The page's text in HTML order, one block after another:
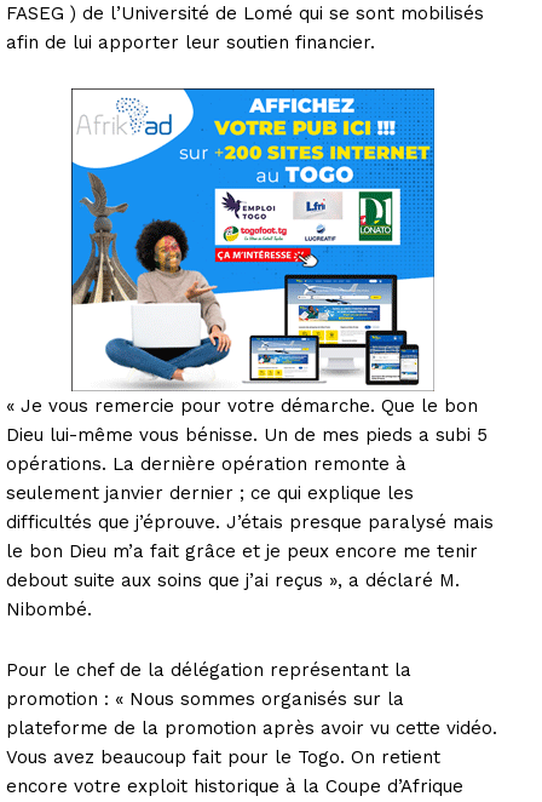
FASEG ) de l’Université de Lomé qui se sont mobilisés
afin de lui apporter leur soutien financier.
« Je vous remercie pour votre démarche. Que le bon
Dieu lui-même vous bénisse. Un de mes pieds a subi 5
opérations. La dernière opération remonte à
seulement janvier dernier ; ce qui explique les
difficultés que j’éprouve. J’étais presque paralysé mais
le bon Dieu m’a fait grâce et je peux encore me tenir
debout suite aux soins que j’ai reçus », a déclaré M.
Nibombé.
Pour le chef de la délégation représentant la
promotion : « Nous sommes organisés sur la
plateforme de la promotion après avoir vu cette vidéo.
Vous avez beaucoup fait pour le Togo. On retient
encore votre exploit historique à la Coupe d’Afrique